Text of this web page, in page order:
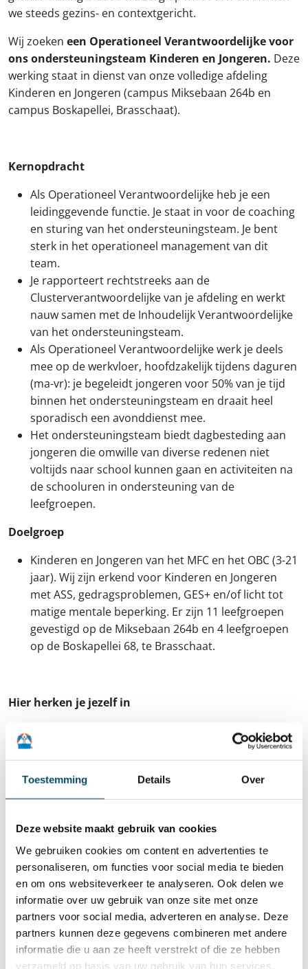
Toestemming Details Over
Deze website maakt gebruik van cookies
We gebruiken cookies om content en advertenties te
personaliseren, om functies voor social media te bieden
en om ons websiteverkeer te analyseren. Ook delen we
informatie over uw gebruik van onze site met onze
partners voor social media, adverteren en analyse. Deze
partners kunnen deze gegevens combineren met andere
informatie die u aan ze heeft verstrekt of die ze hebben
verzameld op basis van uw gebruik van hun services.
we steeds gezins- en contextgericht.
Wij zoeken een Operationeel Verantwoordelijke voor
ons ondersteuningsteam Kinderen en Jongeren. Deze
werking staat in dienst van onze volledige afdeling
Kinderen en Jongeren (campus Miksebaan 264b en
campus Boskapellei, Brasschaat).
Kernopdracht
Als Operationeel Verantwoordelijke heb je een
leidinggevende functie. Je staat in voor de coaching
en sturing van het ondersteuningsteam. Je bent
sterk in het operationeel management van dit
team.
Je rapporteert rechtstreeks aan de
Clusterverantwoordelijke van je afdeling en werkt
nauw samen met de Inhoudelijk Verantwoordelijke
van het ondersteuningsteam.
Als Operationeel Verantwoordelijke werk je deels
mee op de werkvloer, hoofdzakelijk tijdens daguren
(ma-vr): je begeleidt jongeren voor 50% van je tijd
binnen het ondersteuningsteam en draait heel
sporadisch een avonddienst mee.
Het ondersteuningsteam biedt dagbesteding aan
jongeren die omwille van diverse redenen niet
voltijds naar school kunnen gaan en activiteiten na
de schooluren in ondersteuning van de
leefgroepen.
Doelgroep
Kinderen en Jongeren van het MFC en het OBC (3-21
jaar). Wij zijn erkend voor Kinderen en Jongeren
met ASS, gedragsproblemen, GES+ en/of licht tot
matige mentale beperking. Er zijn 11 leefgroepen
gevestigd op de Miksebaan 264b en 4 leefgroepen
op de Boskapellei 68, te Brasschaat.
Hier herken je jezelf in
Minstens een Bachelordiploma met pedagogische,
sociale of paramedische oriëntatie.
Minimaal 2 jaar relevante ervaring als opvoeder of
begeleider met soortgelijke doelgroep.
Je bent een enthousiaste, gedreven leidinggevende
manier kan aansturen.
Je hebt inzicht in groepsdynamische processen en
kan hiermee aan de slag.
Je kan je teamleden individueel en je team als
geheel krachtgericht coachen.
Je bent in staat om mee na te denken over
aanpassingen in de werking ifv de noden van de
doelgroep